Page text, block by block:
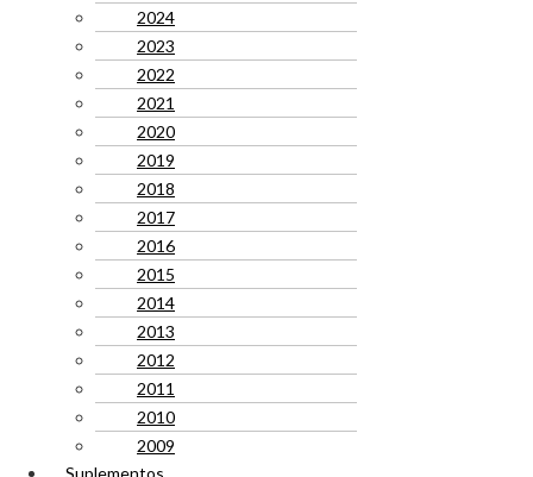
2024
2023
2022
2021
2020
2019
2018
2017
2016
2015
2014
2013
2012
2011
2010
2009
Suplementos